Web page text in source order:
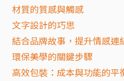
材質的質感與觸感
文字設計的巧思
結合品牌故事，提升情感連
環保美學的關鍵步驟
高效包裝：成本與功能的平